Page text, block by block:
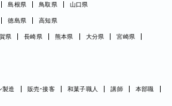
島根県 鳥取県 山口県
徳島県 高知県
県 長崎県 熊本県 大分県
宮崎県
製造 販売・接客 和菓子職人 講師
本部職